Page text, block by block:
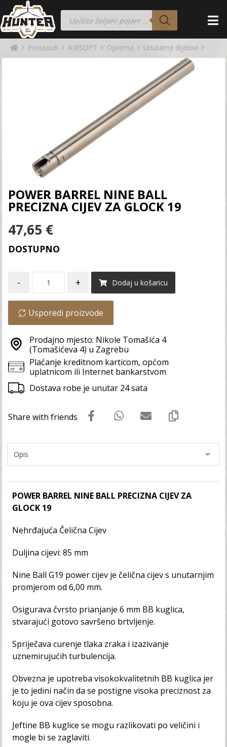
Proizvodi AIRSOFT Oprema Unutarnji dijelovi
POWER BARREL NINE BALL
PRECIZNA CIJEV ZA GLOCK 19
47,65 €
DOSTUPNO
- + Dodaj u košaricu
Usporedi proizvode
Prodajno mjesto: Nikole Tomašića 4
(Tomašićeva 4) u Zagrebu
Plaćanje kreditnom karticom, općom
uplatnicom ili Internet bankarstvom
Dostava robe je unutar 24 sata
POWER BARREL NINE BALL PRECIZNA CIJEV ZA
GLOCK 19
Nehrđajuća Čelična Cijev
Duljina cijevi: 85 mm
Nine Ball G19 power cijev je čelična cijev s unutarnjim
promjerom od 6,00 mm.
Osigurava čvrsto prianjanje 6 mm BB kuglica,
stvarajući gotovo savršeno brtvljenje.
Spriječava curenje tlaka zraka i izazivanje
uznemirujućih turbulencija.
Obvezna je upotreba visokokvalitetnih BB kuglica jer
je to jedini način da se postigne visoka preciznost za
koju je ova cijev sposobna.
Jeftine BB kuglice se mogu razlikovati po veličini i
mogle bi se zaglaviti.